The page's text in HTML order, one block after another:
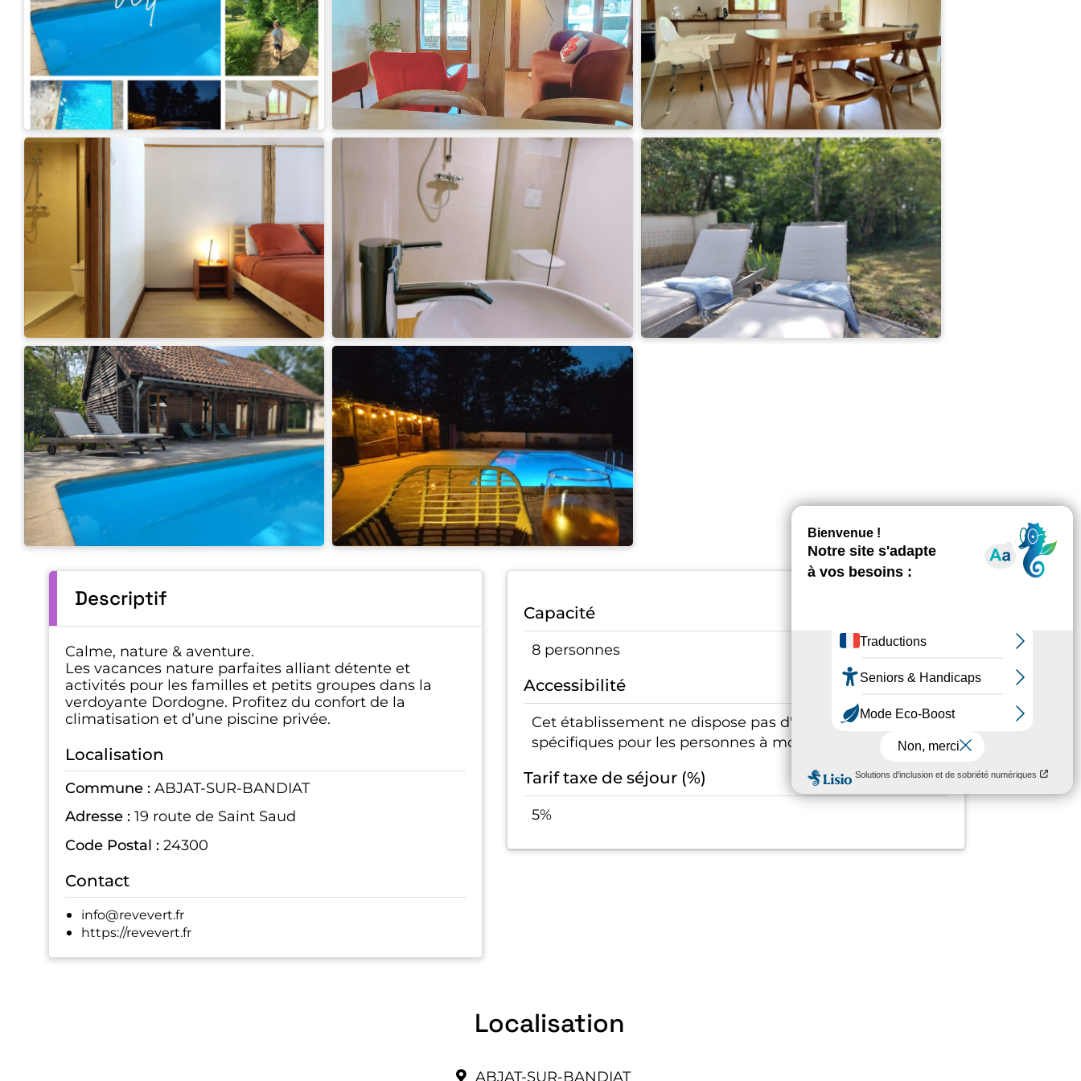
Descriptif
Calme, nature & aventure.
Les vacances nature parfaites alliant détente et
activités pour les familles et petits groupes dans la
verdoyante Dordogne. Profitez du confort de la
climatisation et d’une piscine privée.
Localisation
Commune : ABJAT-SUR-BANDIAT
Adresse : 19 route de Saint Saud
Code Postal : 24300
Contact
info@revevert.fr
https://revevert.fr
Capacité
8 personnes
Accessibilité
Cet établissement ne dispose pas d'aménagements
spécifiques pour les personnes à mobilité réduite
Tarif taxe de séjour (%)
5%
Localisation
ABJAT-SUR-BANDIAT